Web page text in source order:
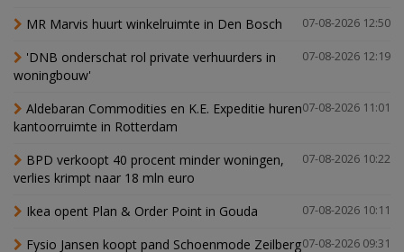
07-08-2026 12:50
MR Marvis huurt winkelruimte in Den Bosch
07-08-2026 12:19
'DNB onderschat rol private verhuurders in
woningbouw'
07-08-2026 11:01
Aldebaran Commodities en K.E. Expeditie huren
kantoorruimte in Rotterdam
07-08-2026 10:22
BPD verkoopt 40 procent minder woningen,
verlies krimpt naar 18 mln euro
07-08-2026 10:11
Ikea opent Plan & Order Point in Gouda
07-08-2026 09:31
Fysio Jansen koopt pand Schoenmode Zeilberg